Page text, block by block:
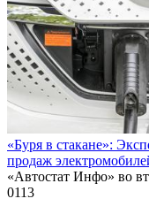
«Буря в стакане»:
продаж
«Автостат Инфо» во
0113